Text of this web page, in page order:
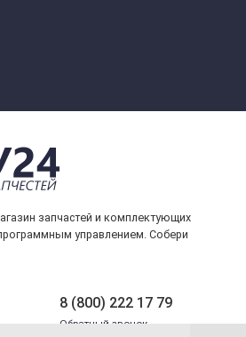
запчастей и комплектующих
управлением. Собери
8 (800) 222 17 79
Обратный звонок